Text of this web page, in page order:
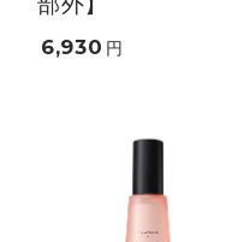
6,930 円